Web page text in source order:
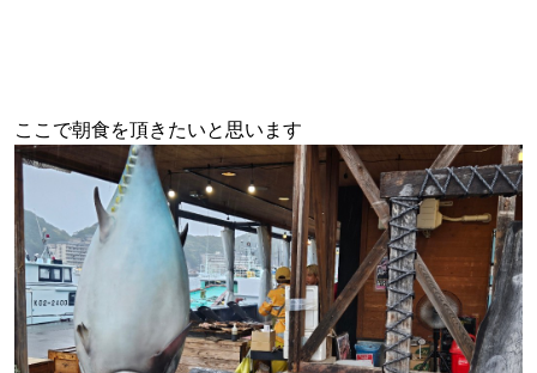
ここで朝食を頂きたいと思います